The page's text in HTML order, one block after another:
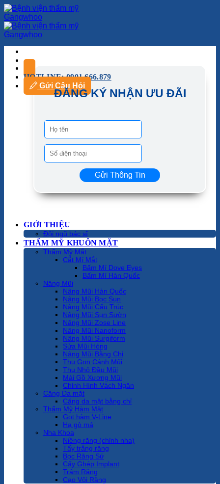
HOTLINE: 0901.666.879
Gửi Câu Hỏi
ĐĂNG KÝ NHẬN ƯU ĐÃI
Gửi Thông Tin
GIỚI THIỆU
Đội ngũ bác sĩ
THẨM MỸ KHUÔN MẶT
Thẩm Mỹ Mắt
Cắt Mí Mắt
Bấm Mí Dove Eyes
Bấm Mí Hàn Quốc
Nâng Mũi
Nâng Mũi Hàn Quốc
Nâng Mũi Bọc Sụn
Nâng Mũi Cấu Trúc
Nâng Mũi Sụn Sườn
Nâng Mũi Zose Line
Nâng Mũi Nanoform
Nâng Mũi Surgiform
Sửa Mũi Hỏng
Nâng Mũi Bằng Chỉ
Thu Gọn Cánh Mũi
Thu Nhỏ Đầu Mũi
Mài Gồ Xương Mũi
Chỉnh Hình Vách Ngăn
Căng Da mặt
Căng da mặt bằng chỉ
Thẩm Mỹ Hàm Mặt
Gọt hàm V-Line
Hạ gò má
Nha Khoa
Niềng răng (chỉnh nha)
Tẩy trắng răng
Bọc Răng Sứ
Cấy Ghép Implant
Trám Răng
Cạo Vôi Răng